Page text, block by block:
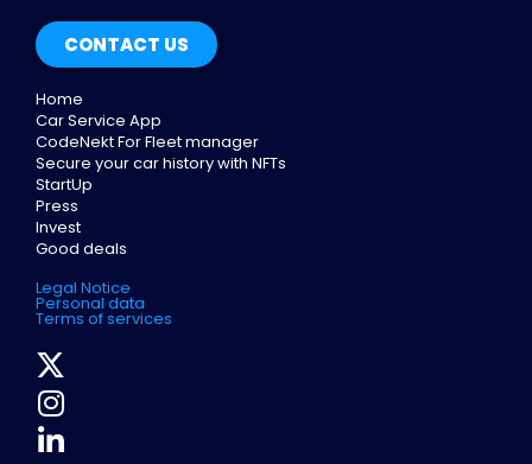
CONTACT US
Home
Car Service App
CodeNekt For Fleet manager
Secure your car history with NFTs
StartUp
Press
Invest
Good deals
Legal Notice
Personal data
Terms of services